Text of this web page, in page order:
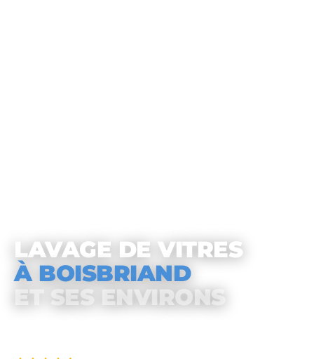
LAVAGE DE VITRES
À BOISBRIAND
ET SES ENVIRONS